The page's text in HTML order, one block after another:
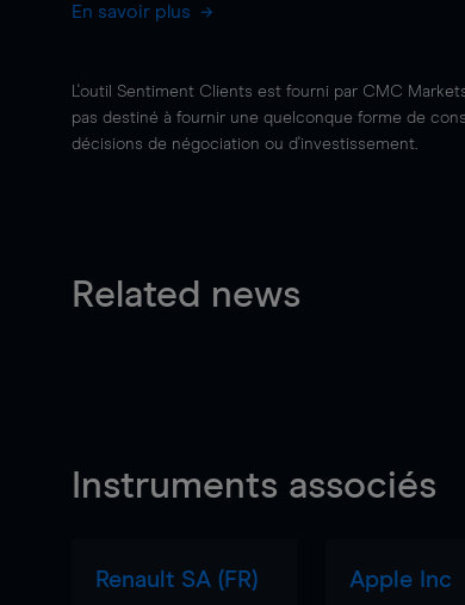
En savoir plus
L'outil Sentiment Clients est fourni par CMC
pas destiné à fournir une quelconque forme de
décisions de négociation ou d'investissement.
Related news
Instruments associés
Renault SA (FR) Apple Inc